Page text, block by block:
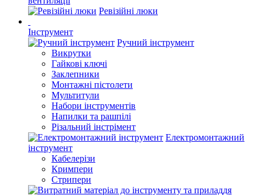
Ревізійні люки
Інструмент
Ручний інструмент
Викрутки
Гайкові ключі
Заклепники
Монтажні пістолети
Мультитули
Набори інструментів
Напилки та рашпілі
Різальний інстрімент
Електромонтажний
інструмент
Кабелерізи
Кримпери
Стрипери